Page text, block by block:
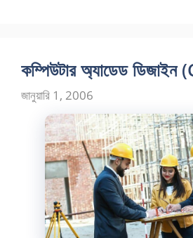
কম্পিউটার অ্যাডেড ডিজাইন
জানুয়ারি 1, 2006